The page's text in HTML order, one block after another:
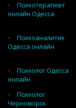
Психотерапевт
онлайн Одесса
Психоаналитик
Одесса онлайн
Психолог Одесса
онлайн
Психолог
Черноморск